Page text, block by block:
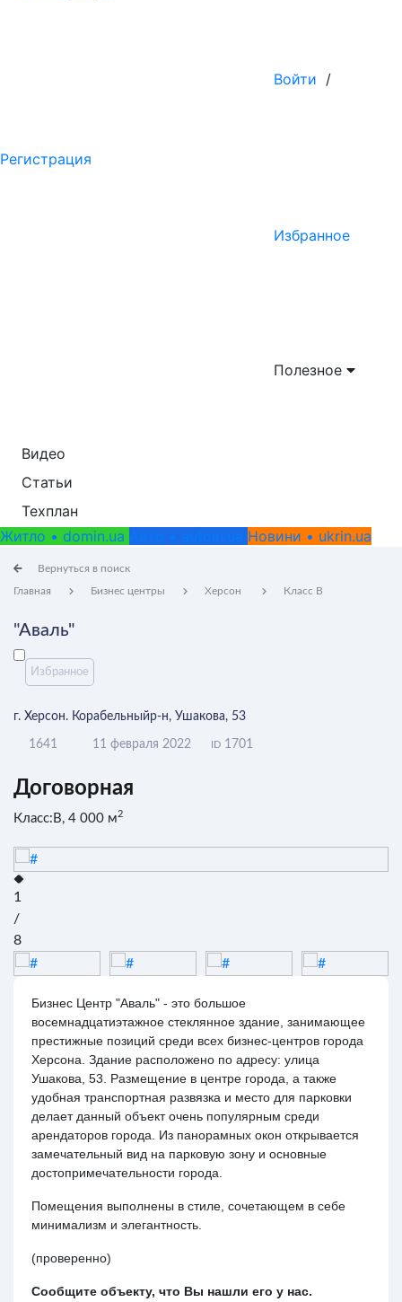
Войти /
Регистрация
Избранное
Полезное
Видео
Статьи
Техплан
Житло • domin.ua Авто • autoin.ua Новини • ukrin.ua
Главная Бизнес центры Херсон Класс B
Вернуться в поиск
"Аваль"
Избранное
г. Херсон. Корабельныйр-н, Ушакова, 53
1641 11 февраля 2022 ID 1701
Договорная
Класс:B, 4 000 м2
1
/
8
Бизнес Центр "Аваль" - это большое
восемнадцатиэтажное стеклянное здание, занимающее
престижные позиций среди всех бизнес-центров города
Херсона. Здание расположено по адресу: улица
Ушакова, 53. Размещение в центре города, а также
удобная транспортная развязка и место для парковки
делает данный объект очень популярным среди
арендаторов города. Из панорамных окон открывается
замечательный вид на парковую зону и основные
достопримечательности города.
Помещения выполнены в стиле, сочетающем в себе
минимализм и элегантность.
(проверенно)
Сообщите объекту, что Вы нашли его у нас.